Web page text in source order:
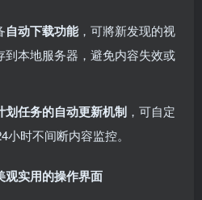
自动下载功能，可將新发现的视
到本地服务器，避免内容失效或
划任务的自动更新机制 ，可自定
时不间断内容监控。
观实用的操作界面